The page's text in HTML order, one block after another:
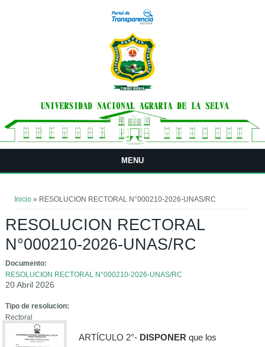
MENU
Inicio » RESOLUCION RECTORAL N°000210-2026-UNAS/RC
RESOLUCION RECTORAL
N°000210-2026-UNAS/RC
Documento:
RESOLUCION RECTORAL N°000210-2026-UNAS/RC
20 Abril 2026
Tipo de resolucion:
Rectoral
ARTÍCULO 2°- DISPONER que los